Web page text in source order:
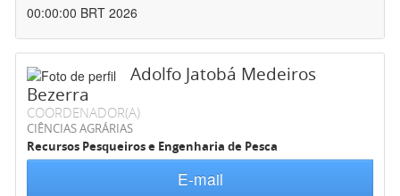
00:00:00 BRT 2026
Adolfo Jatobá Medeiros
Bezerra
COORDENADOR(A)
CIÊNCIAS AGRÁRIAS
Recursos Pesqueiros e Engenharia de Pesca
E-mail